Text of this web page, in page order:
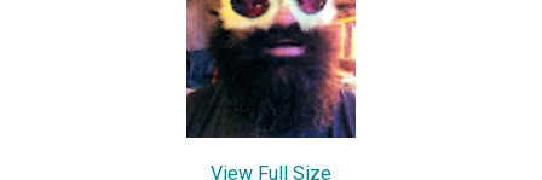
View Full Size